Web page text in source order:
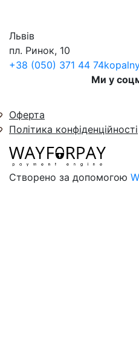
Львів
пл. Ринок, 10
+38 (050) 371 44 74
Ми у
Оферта
Політика конфіденційності
Створено за допомогою